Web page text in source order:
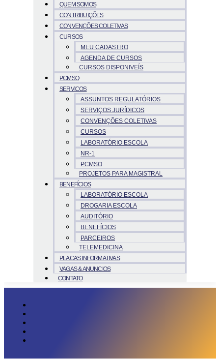
QUEM SOMOS
CONTRIBUIÇÕES
CONVENÇÕES COLETIVAS
CURSOS
MEU CADASTRO
AGENDA DE CURSOS
CURSOS DISPONIVEÍS
PCMSO
SERVICOS
ASSUNTOS REGULATÓRIOS
SERVIÇOS JURÍDICOS
CONVENÇÕES COLETIVAS
CURSOS
LABORATÓRIO ESCOLA
NR-1
PCMSO
PROJETOS PARA MAGISTRAL
BENEFÍCIOS
LABORATÓRIO ESCOLA
DROGARIA ESCOLA
AUDITÓRIO
BENEFÍCIOS
PARCEIROS
TELEMEDICINA
PLACAS INFORMATIVAS
VAGAS & ANUNCIOS
CONTATO